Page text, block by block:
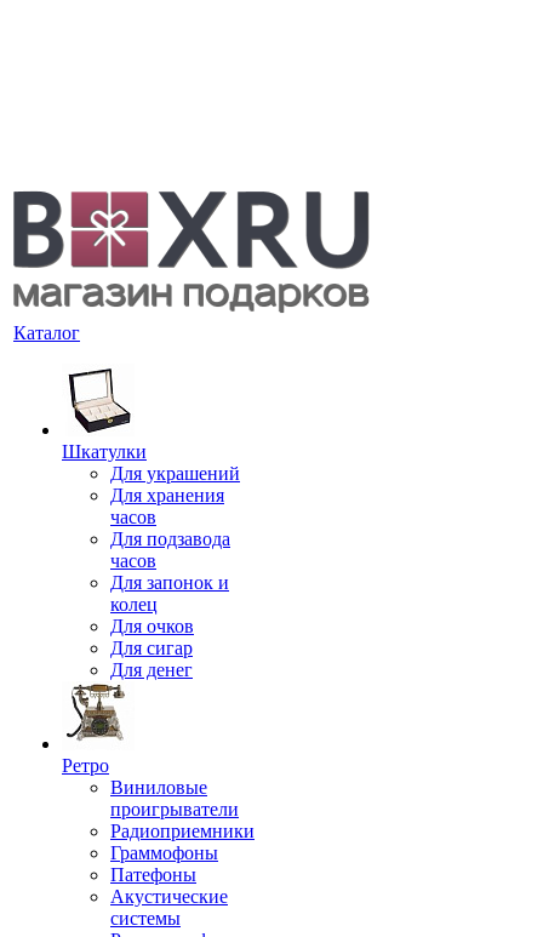
Каталог
Шкатулки
Для украшений
Для хранения
часов
Для подзавода
часов
Для запонок и
колец
Для очков
Для сигар
Для денег
Ретро
Виниловые
проигрыватели
Радиоприемники
Граммофоны
Патефоны
Акустические
системы